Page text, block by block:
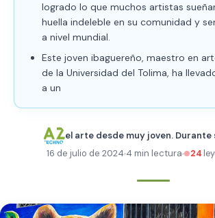
logrado lo que muchos artistas
huella indeleble en su comunidad y
a nivel mundial.
Este joven ibaguereño, maestro en
de la Universidad del Tolima, ha
a un
el arte desde muy joven. Durante
16 de julio de 2024 4 min lectura 24